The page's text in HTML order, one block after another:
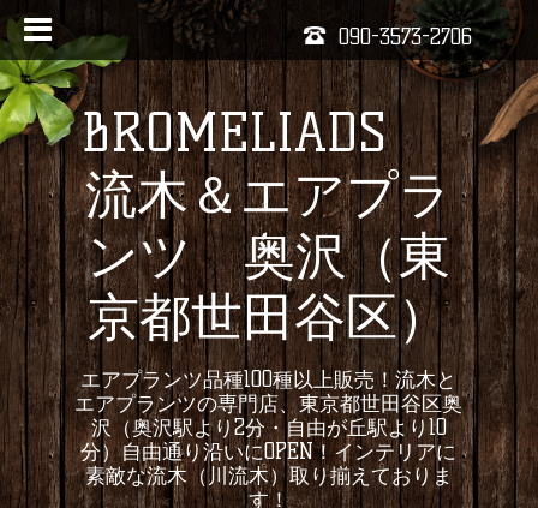
090-3573-2706
BROMELIADS
流木＆エアプラ
ンツ 奥沢（東
京都世田谷区）
エアプランツ品種100種以上販売！流木と
エアプランツの専門店、東京都世田谷区奥
沢（奥沢駅より2分・自由が丘駅より10
分）自由通り沿いにOPEN！インテリアに
素敵な流木（川流木）取り揃えておりま
す！